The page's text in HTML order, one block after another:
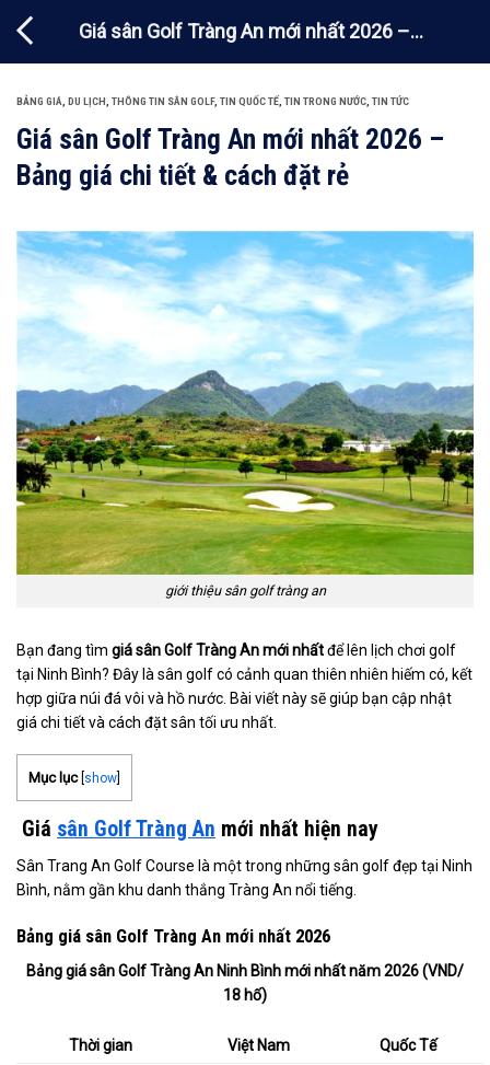
đến
Giá sân Golf Tràng An mới nhất 2026 –
Bảng giá chi tiết & cách đặt rẻ
BẢNG GIÁ DU LỊCH THÔNG TIN SÂN GOLF, TIN QUỐC TẾ TIN TRONG NƯỚC TIN TỨC
Giá sân Golf Tràng An mới nhất 2026 –
Bảng giá chi tiết & cách đặt rẻ
giới thiệu sân golf tràng an
Bạn đang tìm giá sân Golf Tràng An mới nhấtđể lên lịch chơi golf
tại Ninh Bình? Đây là sân golf có cảnh quan thiên nhiên hiếm có, kết
hợp giữa núi đá vôi và hồ nước. Bài viết này sẽ giúp bạn cập nhật
giá chi tiết và cách đặt sân tối ưu nhất.
Mục lục show
Giá sân Golf Tràng An mới nhất hiện nay
Sân Trang An Golf Course là một trong những sân golf đẹp tại Ninh
Bình, nằm gần khu danh thắng Tràng An nổi tiếng.
Bảng giá sân Golf Tràng An mới nhất 2026
Bảng giá sân Golf Tràng An Ninh Bình mới nhất năm 2026 (VND/
18 hố)
Thời gian Việt Nam Quốc Tế